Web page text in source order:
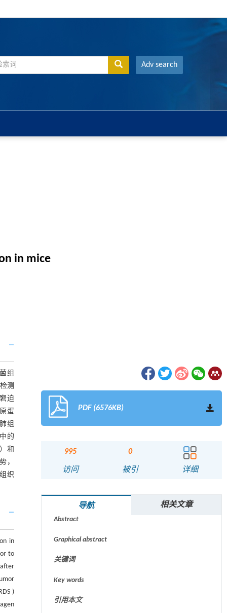
Adv search
in mice
组
测
迫
蛋
组
的
和
，
织
in
to
)
PDF (6576KB)
995
访问
0
被引 详细
导航 相关文章
Abstract
Graphical abstract
关键词
Key words
引用本文